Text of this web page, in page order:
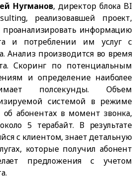
Нугманов, директор блока BI
реализовавшей проект,
проанализировать информацию
и потреблении им услуг с
Анализ производится во время
Скоринг по потенциальным
и определение наиболее
полсекунды. Объем
системой в режиме
об абонентах в момент звонка,
5 терабайт. В результате
с клиентом, знает детальную
которые получил абонент
предложения с учетом